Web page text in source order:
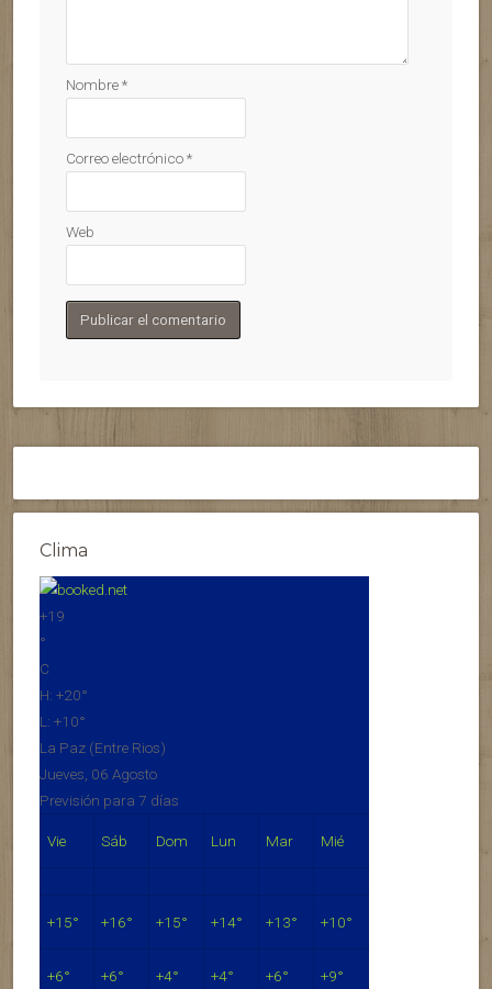
Nombre*
Correo electrónico*
Web
Clima
+19
°
C
H: +20°
L: +10°
La Paz (Entre Rios)
Jueves, 06 Agosto
Previsión para 7 días
Vie Sáb Dom Lun Mar Mié
+15° +16° +15° +14° +13° +10°
+6° +6° +4° +4° +6° +9°